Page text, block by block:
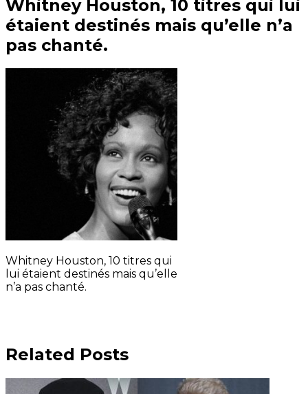
Whitney Houston, 10 titres qui lui
étaient destinés mais qu’elle n’a
pas chanté.
Whitney Houston, 10 titres qui
lui étaient destinés mais qu’elle
n’a pas chanté.
Related Posts